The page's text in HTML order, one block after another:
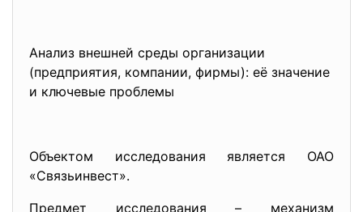
Анализ внешней среды организации
(предприятия, компании, фирмы): её значение
и ключевые проблемы
Объектом исследования является ОАО
«Связьинвест».
Предмет исследования – механизм